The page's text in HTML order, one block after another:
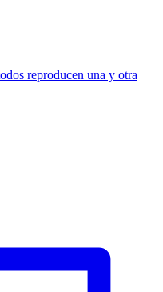
reproducen una y otra